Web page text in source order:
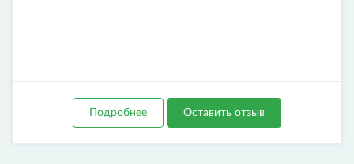
Подробнее Оставить отзыв